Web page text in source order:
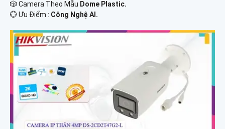
🎲 Camera Theo Mẫu Dome Plastic.
️💮 Ưu Điểm : Công Nghệ AI.